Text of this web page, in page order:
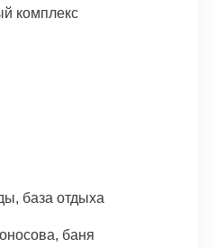
комплекс
база отдыха
баня